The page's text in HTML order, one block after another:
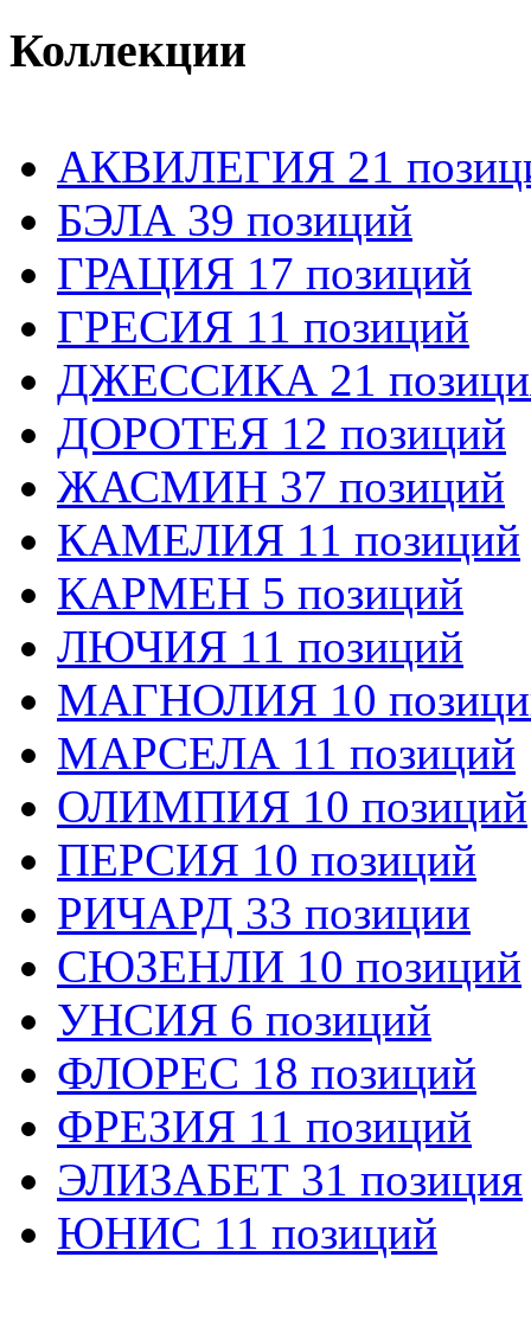
Коллекции
АКВИЛЕГИЯ 21
БЭЛА 39 позиций
ГРАЦИЯ 17 позиций
ГРЕСИЯ 11 позиций
ДЖЕССИКА 21
ДОРОТЕЯ 12 позиций
ЖАСМИН 37 позиций
КАМЕЛИЯ 11 позиций
КАРМЕН 5 позиций
ЛЮЧИЯ 11 позиций
МАГНОЛИЯ 10
МАРСЕЛА 11 позиций
ОЛИМПИЯ 10 позиций
ПЕРСИЯ 10 позиций
РИЧАРД 33 позиции
СЮЗЕНЛИ 10 позиций
УНСИЯ 6 позиций
ФЛОРЕС 18 позиций
ФРЕЗИЯ 11 позиций
ЭЛИЗАБЕТ 31 позиция
ЮНИС 11 позиций